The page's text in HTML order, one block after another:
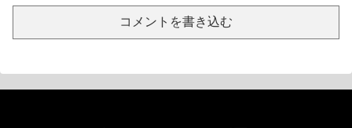
コメントを書き込む